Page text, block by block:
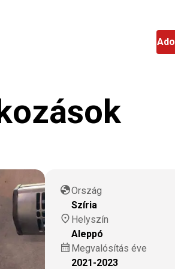
globeOrszág
Szíria
location_on Helyszín
Aleppó
calendar_month Megvalósítás éve
2021-2023